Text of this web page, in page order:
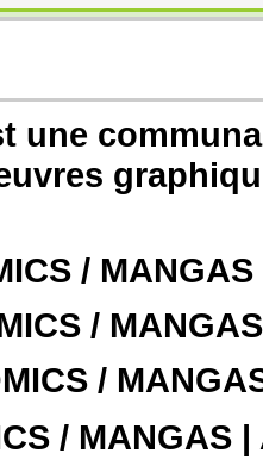
une
/
/
/
/ MANGAS |